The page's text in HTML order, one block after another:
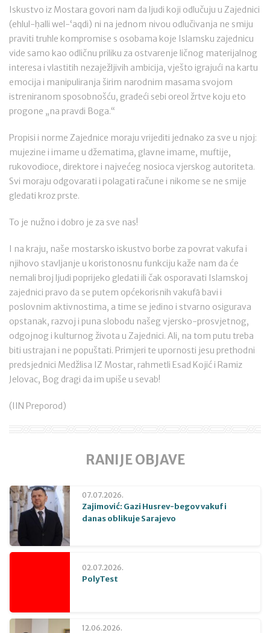
Iskustvo iz Mostara govori nam da ljudi koji odlučuju u Zajednici
(ehlul-ḥalli wel-ʻaqdi) ni na jednom nivou odlučivanja ne smiju
praviti truhle kompromise s osobama koje Islamsku zajednicu
vide samo kao odličnu priliku za ostvarenje ličnog materijalnog
interesa i vlastitih nezaježljivih ambicija, vješto igrajući na kartu
emocija i manipuliranja širim narodnim masama svojom
istreniranom sposobnošću, gradeći sebi oreol žrtve koju eto
progone „na pravdi Boga.“
Propisi i norme Zajednice moraju vrijediti jednako za sve u njoj:
mujezine i imame u džematima, glavne imame, muftije,
rukovodioce, direktore i najvećeg nosioca vjerskog autoriteta.
Svi moraju odgovarati i polagati račune i nikome se ne smije
gledati kroz prste.
To je nužno i dobro je za sve nas!
I na kraju, naše mostarsko iskustvo borbe za povrat vakufa i
njihovo stavljanje u koristonosnu funkciju kaže nam da će
nemali broj ljudi poprijeko gledati ili čak osporavati Islamskoj
zajednici pravo da se putem općekorisnih vakufā bavi i
poslovnim aktivnostima, a time se jedino i stvarno osigurava
opstanak, razvoj i puna slobodu našeg vjersko-prosvjetnog,
odgojnog i kulturnog života u Zajednici. Ali, na tom putu treba
biti ustrajan i ne popuštati. Primjeri te upornosti jesu prethodni
predsjednici Medžlisa IZ Mostar, rahmetli Esad Kojić i Ramiz
Jelovac, Bog dragi da im upiše u sevab!
(IIN Preporod)
RANIJE OBJAVE
07.07.2026.
Zajimović: Gazi Husrev-begov vakuf i
danas oblikuje Sarajevo
02.07.2026.
PolyTest
12.06.2026.